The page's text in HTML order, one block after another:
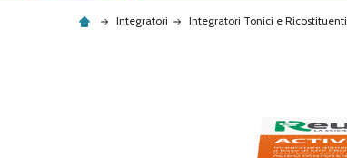
Integratori Integratori Tonici e Ricostituenti